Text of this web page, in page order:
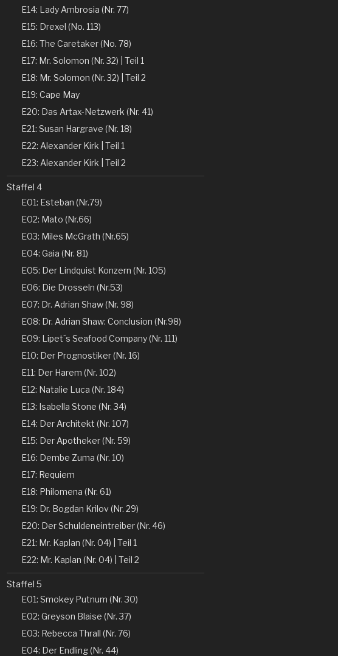
E14: Lady Ambrosia (Nr. 77)
E15: Drexel (No. 113)
E16: The Caretaker (No. 78)
E17: Mr. Solomon (Nr. 32) | Teil 1
E18: Mr. Solomon (Nr. 32) | Teil 2
E19: Cape May
E20: Das Artax-Netzwerk (Nr. 41)
E21: Susan Hargrave (Nr. 18)
E22: Alexander Kirk | Teil 1
E23: Alexander Kirk | Teil 2
Staffel 4
E01: Esteban (Nr.79)
E02: Mato (Nr.66)
E03: Miles McGrath (Nr.65)
E04: Gaia (Nr. 81)
E05: Der Lindquist Konzern (Nr. 105)
E06: Die Drosseln (Nr.53)
E07: Dr. Adrian Shaw (Nr. 98)
E08: Dr. Adrian Shaw: Conclusion (Nr.98)
E09: Lipet´s Seafood Company (Nr. 111)
E10: Der Prognostiker (Nr. 16)
E11: Der Harem (Nr. 102)
E12: Natalie Luca (Nr. 184)
E13: Isabella Stone (Nr. 34)
E14: Der Architekt (Nr. 107)
E15: Der Apotheker (Nr. 59)
E16: Dembe Zuma (Nr. 10)
E17: Requiem
E18: Philomena (Nr. 61)
E19: Dr. Bogdan Krilov (Nr. 29)
E20: Der Schuldeneintreiber (Nr. 46)
E21: Mr. Kaplan (Nr. 04) | Teil 1
E22: Mr. Kaplan (Nr. 04) | Teil 2
Staffel 5
E01: Smokey Putnum (Nr. 30)
E02: Greyson Blaise (Nr. 37)
E03: Rebecca Thrall (Nr. 76)
E04: Der Endling (Nr. 44)